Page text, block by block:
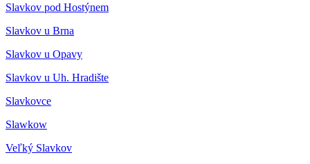
Slavkov pod Hostýnem
Slavkov u Brna
Slavkov u Opavy
Slavkov u Uh. Hradište
Slavkovce
Slawkow
Veľký Slavkov